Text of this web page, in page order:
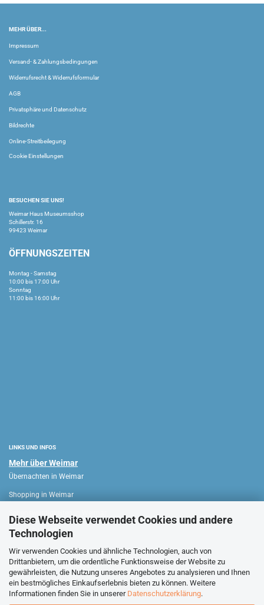
Diese Webseite verwendet Cookies und andere
Technologien
Wir verwenden Cookies und ähnliche Technologien, auch von
Drittanbietern, um die ordentliche Funktionsweise der Website zu
gewährleisten, die Nutzung unseres Angebotes zu analysieren und Ihnen
ein bestmögliches Einkaufserlebnis bieten zu können. Weitere
Informationen finden Sie in unserer Datenschutzerklärung.
MEHR ÜBER...
Impressum
Versand- & Zahlungsbedingungen
Widerrufsrecht & Widerrufsformular
AGB
Privatsphäre und Datenschutz
Bildrechte
Online-Streitbeilegung
Cookie Einstellungen
BESUCHEN SIE UNS!
Weimar Haus Museumsshop
Schillerstr. 16
99423 Weimar
ÖFFNUNGSZEITEN
Montag - Samstag
10:00 bis 17:00 Uhr
Sonntag
11:00 bis 16:00 Uhr
LINKS UND INFOS
Mehr über Weimar
Übernachten in Weimar
Shopping in Weimar
WEIMAR HAUS
Verkaufsoffene Sonntage
Stadtführungen Weimar